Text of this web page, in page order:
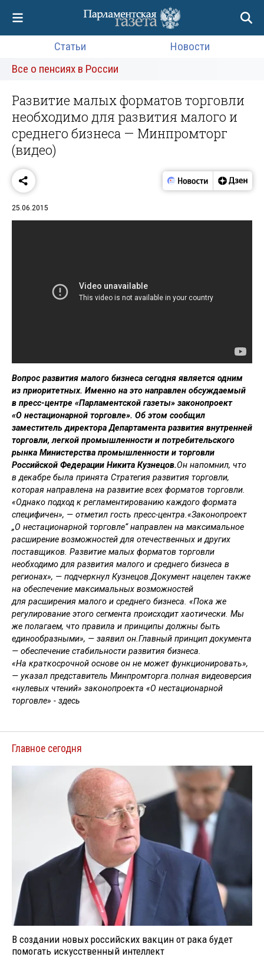
Статьи
Новости
Все о пенсиях в России
Развитие малых форматов торговли
необходимо для развития малого и
среднего бизнеса — Минпромторг
(видео)
25.06.2015
Вопрос развития малого бизнеса сегодня является одним
из приоритетных. Именно на это направлен обсуждаемый
в пресс-центре «Парламентской газеты» законопроект
«О нестационарной торговле». Об этом сообщил
заместитель директора Департамента развития внутренней
торговли, легкой промышленности и потребительского
рынка Министерства промышленности и торговли
Российской Федерации Никита Кузнецов.Он напомнил, что
в декабре была принята Стратегия развития торговли,
которая направлена на развитие всех форматов торговли.
«Однако подход к регламентированию каждого формата
специфичен», — отметил гость пресс-центра.«Законопроект
„О нестационарной торговле“ направлен на максимальное
расширение возможностей для отечественных и других
поставщиков. Развитие малых форматов торговли
необходимо для развития малого и среднего бизнеса в
регионах», — подчеркнул Кузнецов.Документ нацелен также
на обеспечение максимальных возможностей
для расширения малого и среднего бизнеса. «Пока же
регулирование этого сегмента происходит хаотически. Мы
же полагаем, что правила и принципы должны быть
единообразными», — заявил он.Главный принцип документа
— обеспечение стабильности развития бизнеса.
«На краткосрочной основе он не может функционировать»,
— указал представитель Минпромторга.полная видеоверсия
«нулевых чтений» законопроекта «О нестационарной
торговле» - здесь
Главное сегодня
В создании новых российских вакцин от рака будет
помогать искусственный интеллект